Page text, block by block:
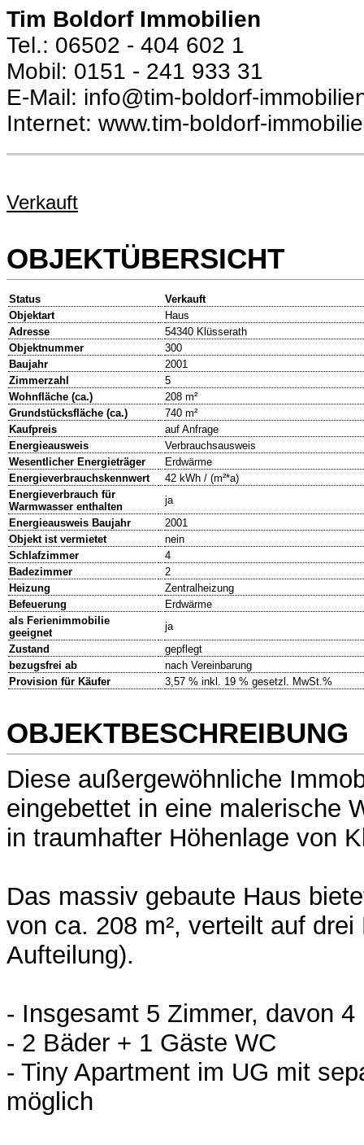
Tim Boldorf Immobilien
Tel.: 06502 - 404 602 1
Mobil: 0151 - 241 933 31
E-Mail: info@tim-boldorf-
Internet: www.tim-boldorf-
Verkauft
OBJEKTÜBERSICHT
Status
Verkauft
Objektart
Haus
Adresse
54340 Klüsserath
Objektnummer
300
Baujahr
2001
Zimmerzahl
5
Wohnfläche (ca.)
208 m²
Grundstücksfläche (ca.)
740 m²
Kaufpreis
auf Anfrage
Energieausweis
Verbrauchsausweis
Wesentlicher Energieträger
Erdwärme
Energieverbrauchskennwert
42 kWh / (m²*a)
Energieverbrauch für
Warmwasser enthalten
ja
Energieausweis Baujahr
2001
Objekt ist vermietet
nein
Schlafzimmer
4
Badezimmer
2
Heizung
Zentralheizung
Befeuerung
Erdwärme
als Ferienimmobilie
geeignet
ja
Zustand
gepflegt
bezugsfrei ab
nach Vereinbarung
Provision für Käufer
3,57 % inkl. 19 % gesetzl. MwSt.%
OBJEKTBESCHREIBUNG
Diese außergewöhnliche
eingebettet in eine malerische
in traumhafter Höhenlage von
Das massiv gebaute Haus
von ca. 208 m², verteilt auf
Aufteilung).
- Insgesamt 5 Zimmer, davon
- 2 Bäder + 1 Gäste WC
- Tiny Apartment im UG mit
möglich